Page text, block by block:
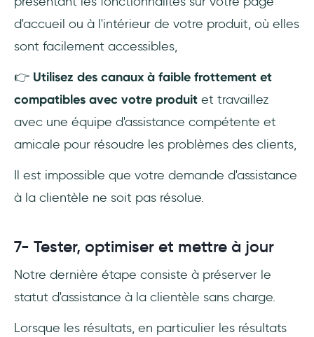
d'accueil ou à l'intérieur de votre produit, où elles
sont facilement accessibles,
👉 Utilisez des canaux à faible frottement et
compatibles avec votre produit et travaillez
avec une équipe d'assistance compétente et
amicale pour résoudre les problèmes des clients,
Il est impossible que votre demande d'assistance
à la clientèle ne soit pas résolue.
7- Tester, optimiser et mettre à jour
Notre dernière étape consiste à préserver le
statut d'assistance à la clientèle sans charge.
Lorsque les résultats, en particulier les résultats